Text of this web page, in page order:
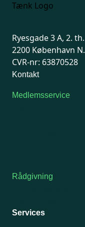
Ryesgade 3 A, 2. th.
2200 København N.
CVR-nr: 63870528
Kontakt
Medlemsservice
Rådgivning
Services